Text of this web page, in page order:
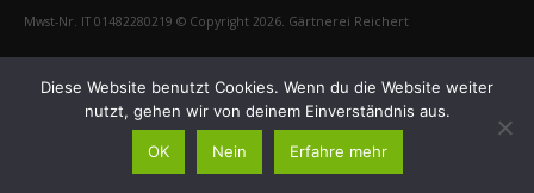
Mwst-Nr. IT 01482280219 © Copyright 2026. Gärtnerei Reichert
Diese Website benutzt Cookies. Wenn du die Website weiter
nutzt, gehen wir von deinem Einverständnis aus.
OK Nein Erfahre mehr